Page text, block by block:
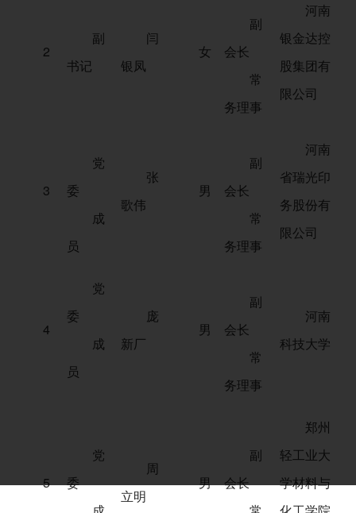
2
副
书记
闫
银凤
女
副
会长
常
务理事
河南
银金达控
股集团有
限公司
3
党
委
成
员
张
歌伟
男
副
会长
常
务理事
河南
省瑞光印
务股份有
限公司
4
党
委
成
员
庞
新厂
男
副
会长
常
务理事
河南
科技大学
5
党
委
周
立明
男
副
会长
郑州
轻工业大
学材料与